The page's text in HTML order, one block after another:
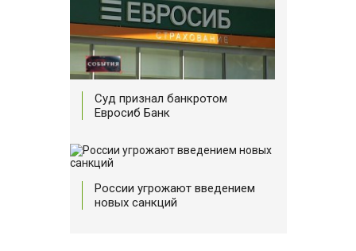
Суд признал банкротом
Евросиб Банк
России угрожают введением
новых санкций